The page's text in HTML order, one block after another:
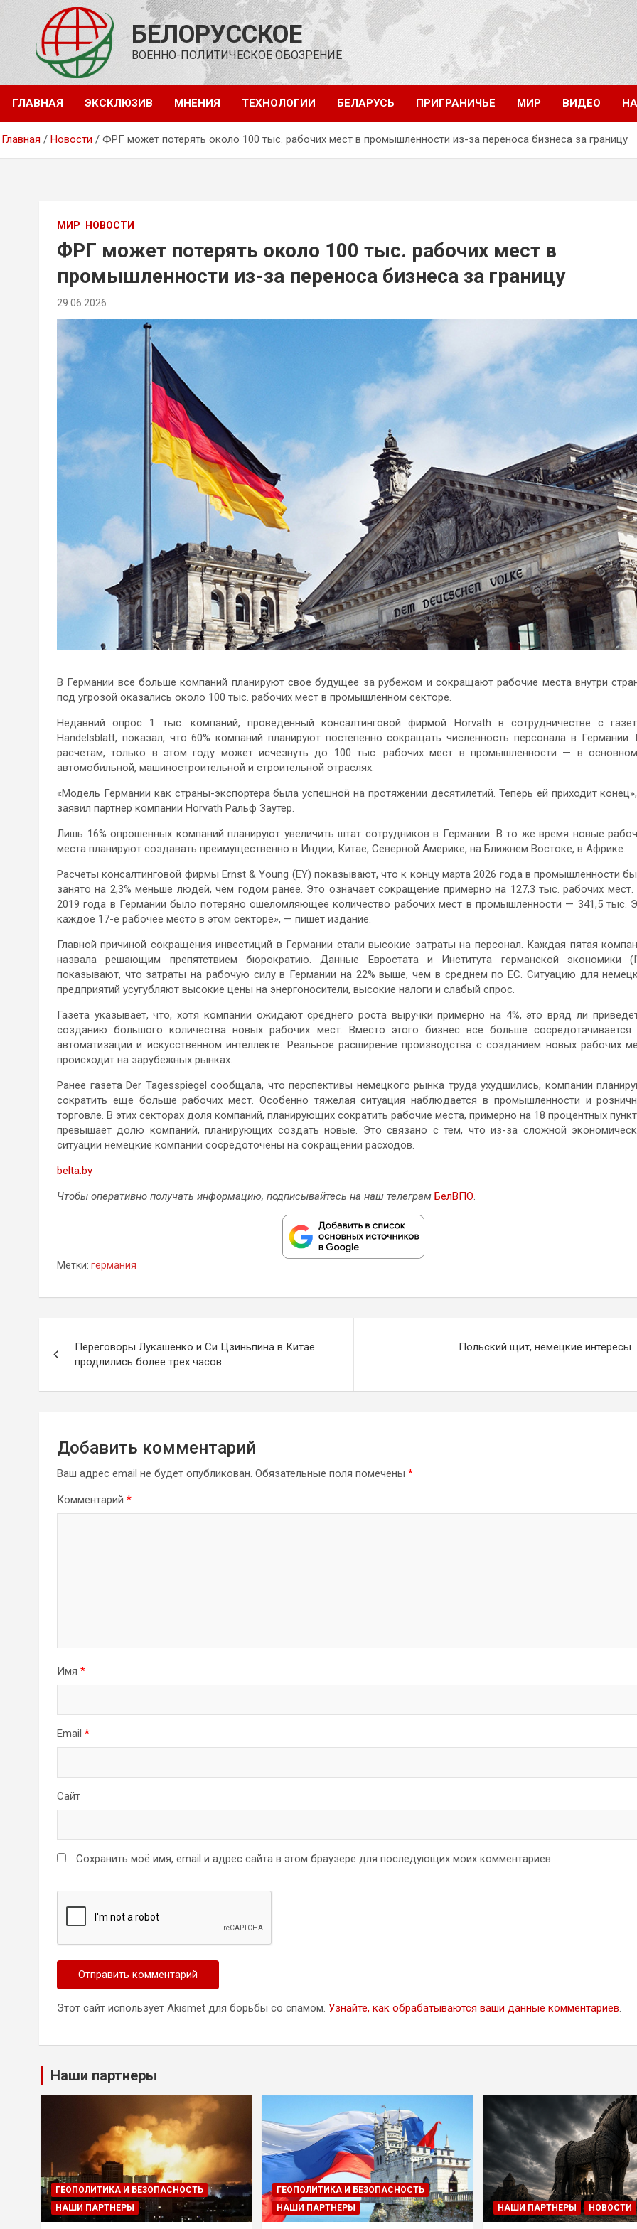
содержимому
БЕЛОРУССКОЕ
ВОЕННО-ПОЛИТИЧЕСКОЕ ОБОЗРЕНИЕ
ГЛАВНАЯ ЭКСКЛЮЗИВ МНЕНИЯ ТЕХНОЛОГИИ БЕЛАРУСЬ ПРИГРАНИЧЬЕ МИР ВИДЕО
Главная Новости ФРГ может потерять около 100 тыс. рабочих мест в промышленности из-за переноса бизнеса за границу
МИР НОВОСТИ
ФРГ может потерять около 100 тыс. рабочих мест в
промышленности из-за переноса бизнеса за границу
29.06.2026
В Германии все больше компаний планируют свое будущее за рубежом и сокращают рабочие места внутри
под угрозой оказались около 100 тыс. рабочих мест в промышленном секторе.
Недавний опрос 1 тыс. компаний, проведенный консалтинговой фирмой Horvath в сотрудничестве с
Handelsblatt, показал, что 60% компаний планируют постепенно сокращать численность персонала в Германии.
расчетам, только в этом году может исчезнуть до 100 тыс. рабочих мест в промышленности — в
автомобильной, машиностроительной и строительной отраслях.
«Модель Германии как страны-экспортера была успешной на протяжении десятилетий. Теперь ей приходит
заявил партнер компании Horvath Ральф Заутер.
Лишь 16% опрошенных компаний планируют увеличить штат сотрудников в Германии. В то же время новые
места планируют создавать преимущественно в Индии, Китае, Северной Америке, на Ближнем Востоке, в Африке.
Расчеты консалтинговой фирмы Ernst & Young (EY) показывают, что к концу марта 2026 года в промышленности
занято на 2,3% меньше людей, чем годом ранее. Это означает сокращение примерно на 127,3 тыс. рабочих мест.
2019 года в Германии было потеряно ошеломляющее количество рабочих мест в промышленности — 341,5 тыс.
каждое 17-е рабочее место в этом секторе», — пишет издание.
Главной причиной сокращения инвестиций в Германии стали высокие затраты на персонал. Каждая пятая
назвала решающим препятствием бюрократию. Данные Евростата и Института германской экономики
показывают, что затраты на рабочую силу в Германии на 22% выше, чем в среднем по ЕС. Ситуацию для
предприятий усугубляют высокие цены на энергоносители, высокие налоги и слабый спрос.
Газета указывает, что, хотя компании ожидают среднего роста выручки примерно на 4%, это вряд ли
созданию большого количества новых рабочих мест. Вместо этого бизнес все больше сосредотачивается
автоматизации и искусственном интеллекте. Реальное расширение производства с созданием новых рабочих
происходит на зарубежных рынках.
Ранее газета Der Tagesspiegel сообщала, что перспективы немецкого рынка труда ухудшились, компании
сократить еще больше рабочих мест. Особенно тяжелая ситуация наблюдается в промышленности и
торговле. В этих секторах доля компаний, планирующих сократить рабочие места, примерно на 18 процентных
превышает долю компаний, планирующих создать новые. Это связано с тем, что из-за сложной
ситуации немецкие компании сосредоточены на сокращении расходов.
belta.by
Чтобы оперативно получать информацию, подписывайтесь на наш телеграм БелВПО
Метки: германия
по
записям
Переговоры Лукашенко и Си Цзиньпина в Китае
продлились более трех часов
Польский щит, немецкие интересы
Добавить комментарий
Ваш адрес email не будет опубликован. Обязательные поля помечены *
Комментарий *
Имя *
Email *
Сайт
Сохранить моё имя, email и адрес сайта в этом браузере для последующих моих комментариев.
Этот сайт использует Akismet для борьбы со спамом. Узнайте, как обрабатываются ваши данные комментариев.
Наши партнеры
ГЕОПОЛИТИКА И БЕЗОПАСНОСТЬ
НАШИ ПАРТНЕРЫ
ГЕОПОЛИТИКА И БЕЗОПАСНОСТЬ
НАШИ ПАРТНЕРЫ
НАШИ ПАРТНЕРЫ НОВОСТИ